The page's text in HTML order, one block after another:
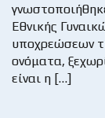
Εθνικής
υποχρεώσεων
ονόματα,
είναι η […]